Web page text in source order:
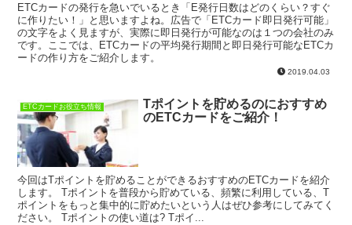
ETCカードの発行を急いでいるとき「E発行日数はどのくらい？すぐ
に作りたい！」と思いますよね。広告で「ETCカード即日発行可能」
の文字をよく見ますが、実際に即日発行が可能なのは１つの会社のみ
です。ここでは、ETCカードの平均発行期間と即日発行可能なETCカ
ードの作り方をご紹介します。
2019.04.03
ETCカードお役立ち情報
Tポイントを貯めるのにおすすめ
のETCカードをご紹介！
今回はTポイントを貯めることができるおすすめのETCカードを紹介
します。 Tポイントを普段から貯めている、頻繁に利用している、T
ポイントをもっと集中的に貯めたいという人はぜひ参考にしてみてく
ださい。 Tポイントの使い道は? Tポイ...